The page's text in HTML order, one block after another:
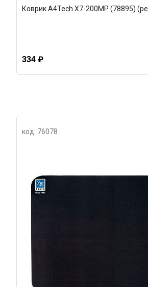
Коврик A4Tech X7-200MP (78895)
334 ₽
код: 76078